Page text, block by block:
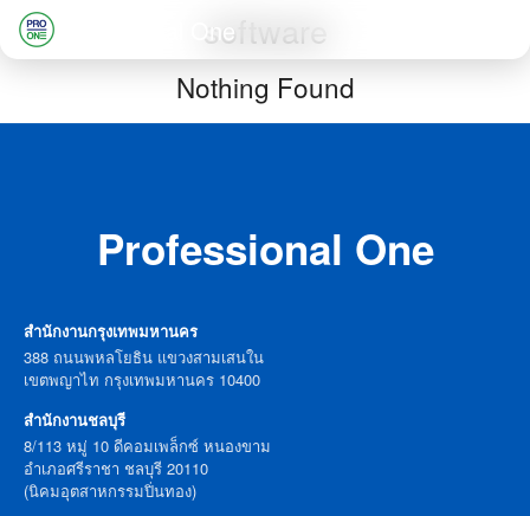
Skip
Professional Onesoftware
Nothing Found
Professional One
สำนักงานกรุงเทพมหานคร
388 ถนนพหลโยธิน แขวงสามเสนใน
เขตพญาไท กรุงเทพมหานคร 10400
สำนักงานชลบุรี
8/113 หมู่ 10 ดีคอมเพล็กซ์ หนองขาม
อำเภอศรีราชา ชลบุรี 20110
(นิคมอุตสาหกรรมปิ่นทอง)